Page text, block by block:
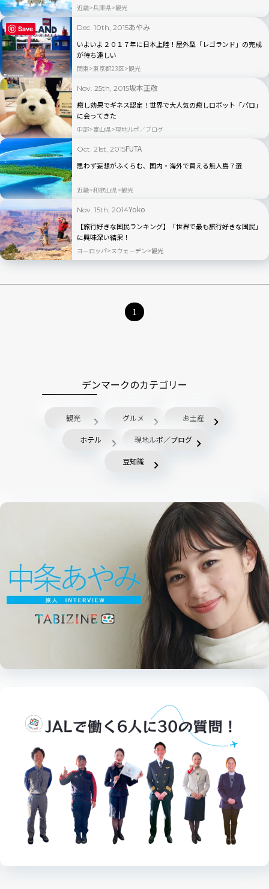
近畿 兵庫県 観光
Dec. 10th, 2015あやみ
いよいよ２０１７年に日本上陸！屋外型「レゴランド」の完成
が待ち遠しい
関東 東京都23区 観光
Nov. 25th, 2015坂本正敬
癒し効果でギネス認定！世界で大人気の癒しロボット「パロ」
に会ってきた
中部 富山県 現地ルポ／ブログ
Oct. 21st, 2015FUTA
思わず妄想がふくらむ、国内・海外で買える無人島７選
近畿 和歌山県 観光
Nov. 15th, 2014Yoko
【旅行好きな国民ランキング】「世界で最も旅行好きな国民」
に興味深い結果！
ヨーロッパ スウェーデン 観光
1
デンマークのカテゴリー
観光 グルメ お土産
ホテル 現地ルポ／ブログ
豆知識
Save